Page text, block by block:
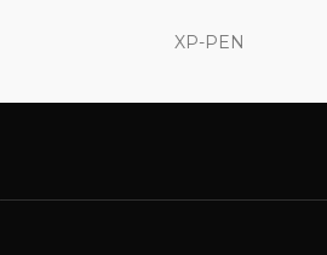
XP-PEN